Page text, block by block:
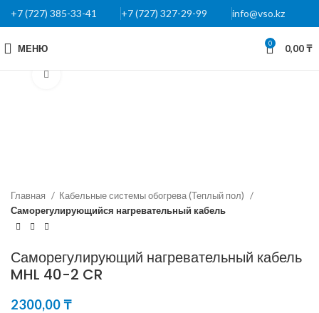
+7 (727) 385-33-41 +7 (727) 327-29-99 info@vso.kz
МЕНЮ 0 0,00₸
Главная
Кабельные системы обогрева (Теплый пол)
Саморегулирующийся нагревательный кабель
Саморегулирующий нагревательный кабель
MHL 40-2 CR
2300,00₸